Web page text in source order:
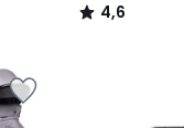
4,6
/